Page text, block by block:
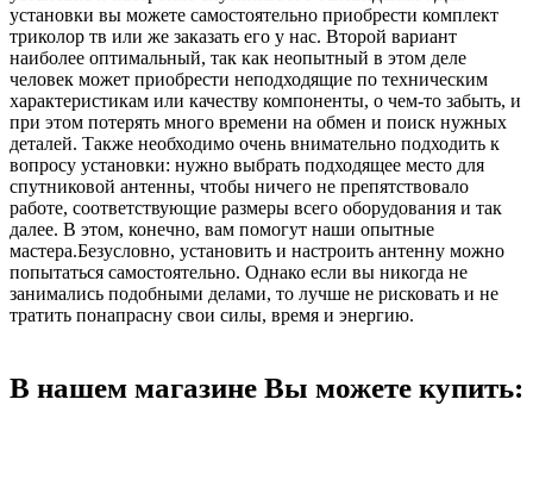
установки вы можете самостоятельно приобрести комплект
триколор тв или же заказать его у нас. Второй вариант
наиболее оптимальный, так как неопытный в этом деле
человек может приобрести неподходящие по техническим
характеристикам или качеству компоненты, о чем-то забыть, и
при этом потерять много времени на обмен и поиск нужных
деталей. Также необходимо очень внимательно подходить к
вопросу установки: нужно выбрать подходящее место для
спутниковой антенны, чтобы ничего не препятствовало
работе, соответствующие размеры всего оборудования и так
далее. В этом, конечно, вам помогут наши опытные
мастера.Безусловно, установить и настроить антенну можно
попытаться самостоятельно. Однако если вы никогда не
занимались подобными делами, то лучше не рисковать и не
тратить понапрасну свои силы, время и энергию.
В нашем магазине Вы можете купить: